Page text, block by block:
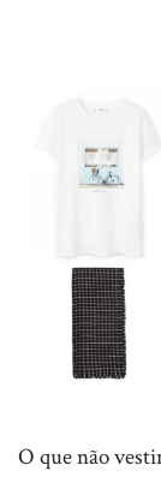
O que não